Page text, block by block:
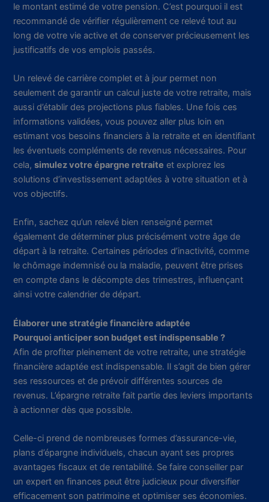
le montant estimé de votre pension. C’est pourquoi il est
recommandé de vérifier régulièrement ce relevé tout au
long de votre vie active et de conserver précieusement les
justificatifs de vos emplois passés.
Un relevé de carrière complet et à jour permet non
seulement de garantir un calcul juste de votre retraite, mais
aussi d’établir des projections plus fiables. Une fois ces
informations validées, vous pouvez aller plus loin en
estimant vos besoins financiers à la retraite et en identifiant
les éventuels compléments de revenus nécessaires. Pour
cela,simulez votre épargne retraite et explorez les
solutions d’investissement adaptées à votre situation et à
vos objectifs.
Enfin, sachez qu’un relevé bien renseigné permet
également de déterminer plus précisément votre âge de
départ à la retraite. Certaines périodes d’inactivité, comme
le chômage indemnisé ou la maladie, peuvent être prises
en compte dans le décompte des trimestres, influençant
ainsi votre calendrier de départ.
Élaborer une stratégie financière adaptée
Pourquoi anticiper son budget est indispensable ?
Afin de profiter pleinement de votre retraite, une stratégie
financière adaptée est indispensable. Il s’agit de bien gérer
ses ressources et de prévoir différentes sources de
revenus. L’épargne retraite fait partie des leviers importants
à actionner dès que possible.
Celle-ci prend de nombreuses formes d’assurance-vie,
plans d’épargne individuels, chacun ayant ses propres
avantages fiscaux et de rentabilité. Se faire conseiller par
un expert en finances peut être judicieux pour diversifier
efficacement son patrimoine et optimiser ses économies.